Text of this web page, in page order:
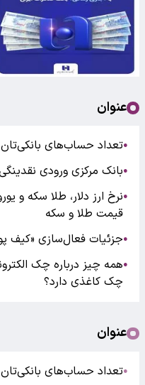
عنوان
●تعداد حساب‌های
●بانک مرکزی ورودی
●
قیمت طلا و سکه
●جزئیات فعال‌سازی «کیف
●همه چیز درباره چک
چک کاغذی دارد؟
عنوان
●تعداد حساب‌های